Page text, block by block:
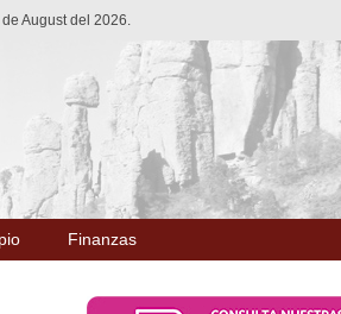
August del 2026.
Finanzas